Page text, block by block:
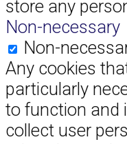
store any
Non-necessary
Non-
Any cookies
particularly
to function and
collect user